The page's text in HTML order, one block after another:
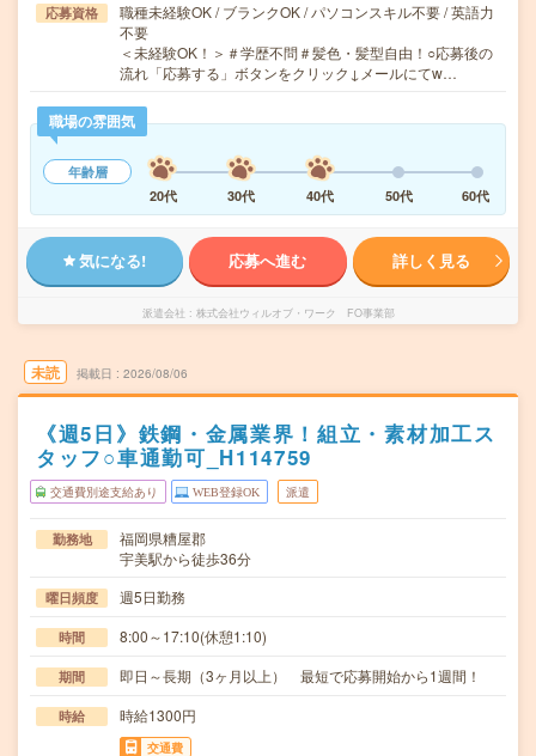
応募資格
職種未経験OK / ブランクOK / パソコンスキル不要 / 英語力
不要
＜未経験OK！＞＃学歴不問＃髪色・髪型自由！○応募後の
流れ「応募する」ボタンをクリック↓メールにてw…
職場の雰囲気
年齢層
20代
30代 40代 50代 60代
気になる! 応募へ進む 詳しく見る
派遣会社 株式会社ウィルオブ・ワーク FO事業部
未読 掲載日 2026/08/06
《週5日》鉄鋼・金属業界！組立・素材加工ス
タッフ○車通勤可_H114759
交通費別途支給あり WEB登録OK 派遣
勤務地
福岡県糟屋郡
宇美駅から徒歩36分
曜日頻度 週5日勤務
時間 8:00～17:10(休憩1:10)
期間 即日～長期（3ヶ月以上） 最短で応募開始から1週間！
時給 時給1300円
交通費